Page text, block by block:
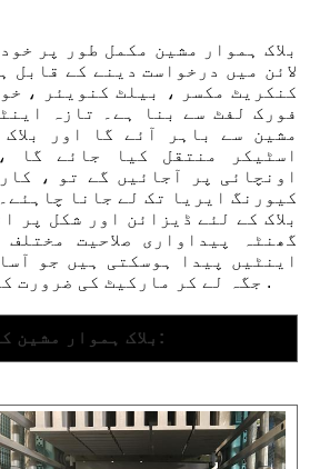
بلاک ہموار مشین مکمل طور پر
لائن میں درخواست دینے کے قابل
کنکریٹ مکسر ، بیلٹ کنویئر ،
فورک لفٹ سے بنا ہے۔ تازہ
مشین سے باہر آئے گا اور بلاک
اسٹیکر منتقل کیا جائے گا
اونچائی پر آجائیں گے تو ،
کیورنگ ایریا تک لے جانا چاہئے۔
بلاک کے لئے ڈیزائن اور شکل پر
گھنٹہ پیداواری صلاحیت
اینٹیں پیدا ہوسکتی ہیں جو
جگہ لے کر مارکیٹ کی ضرورت کو پورا کرتی ہیں۔ .
بلاک ہموار مشین کی اہم خصوصیات: